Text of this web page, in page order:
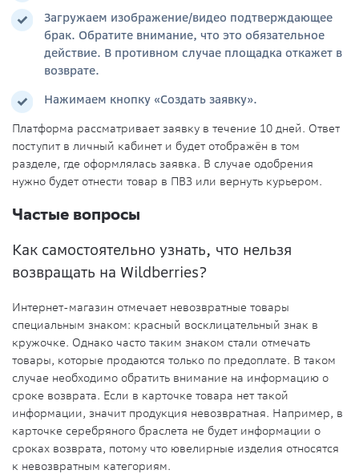
Загружаем изображение/видео подтверждающее
брак. Обратите внимание, что это обязательное
действие. В противном случае площадка откажет в
возврате.
Нажимаем кнопку «Создать заявку».
Платформа рассматривает заявку в течение 10 дней. Ответ
поступит в личный кабинет и будет отображён в том
разделе, где оформлялась заявка. В случае одобрения
нужно будет отнести товар в ПВЗ или вернуть курьером.
Частые вопросы
Как самостоятельно узнать, что нельзя
возвращать на Wildberries?
Интернет-магазин отмечает невозвратные товары
специальным знаком: красный восклицательный знак в
кружочке. Однако часто таким знаком стали отмечать
товары, которые продаются только по предоплате. В таком
случае необходимо обратить внимание на информацию о
сроке возврата. Если в карточке товара нет такой
информации, значит продукция невозвратная. Например, в
карточке серебряного браслета не будет информации о
сроках возврата, потому что ювелирные изделия относятся
к невозвратным категориям.